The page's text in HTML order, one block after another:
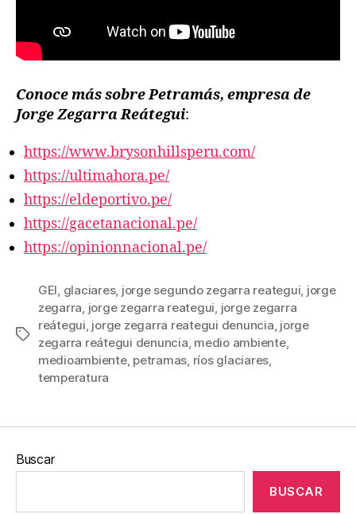
Conoce más sobre Petramás, empresa de
Jorge Zegarra Reátegui:
https://www.brysonhillsperu.com/
https://ultimahora.pe/
https://eldeportivo.pe/
https://gacetanacional.pe/
https://opinionnacional.pe/
Etiquetas
GEI, glaciares, jorge segundo zegarra reategui, jorge
zegarra, jorge zegarra reategui, jorge zegarra
reátegui, jorge zegarra reategui denuncia, jorge
zegarra reátegui denuncia, medio ambiente,
medioambiente, petramas, ríos glaciares,
temperatura
Buscar
BUSCAR